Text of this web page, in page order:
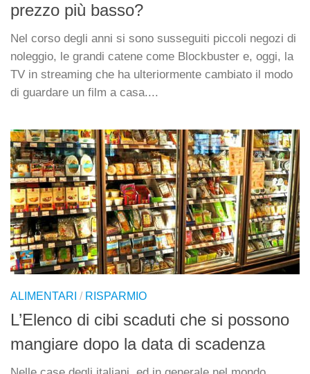
prezzo più basso?
Nel corso degli anni si sono susseguiti piccoli negozi di
noleggio, le grandi catene come Blockbuster e, oggi, la
TV in streaming che ha ulteriormente cambiato il modo
di guardare un film a casa....
ALIMENTARI / RISPARMIO
L’Elenco di cibi scaduti che si possono
mangiare dopo la data di scadenza